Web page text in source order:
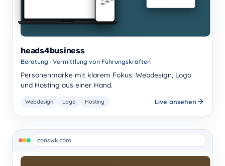
heads4business
Beratung · Vermittlung von Führungskräften
Personenmarke mit klarem Fokus: Webdesign, Logo
und Hosting aus einer Hand.
Webdesign Logo Hosting Live ansehen
conswk.com